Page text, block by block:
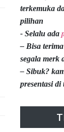
terkemuka
pilihan
- Selalu ada
– Bisa
segala merk
– Sibuk?
presentasi di